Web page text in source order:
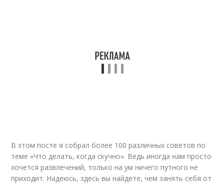
В этом посте я собрал более 100 различных советов по
теме «Что делать, когда скучно». Ведь иногда нам просто
хочется развлечений, только на ум ничего путного не
приходит. Надеюсь, здесь вы найдете, чем занять себя от